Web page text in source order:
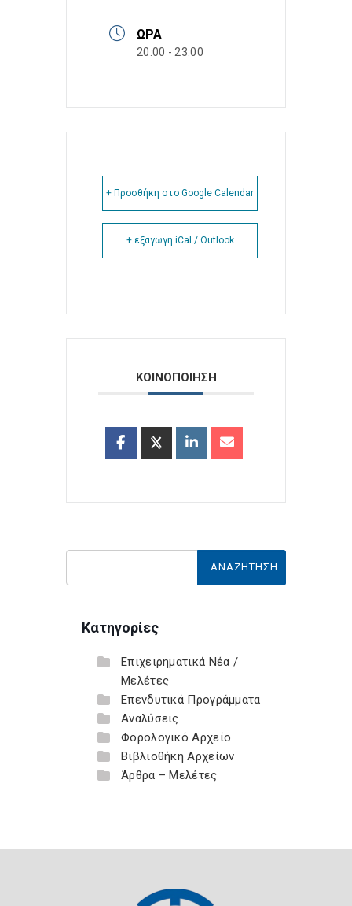
ΏΡΑ
20:00 - 23:00
+ Προσθήκη στο Google Calendar
+ εξαγωγή iCal / Outlook
ΚΟΙΝΟΠΟΙΗΣΗ
Κατηγορίες
Επιχειρηματικά Νέα /
Μελέτες
Επενδυτικά Προγράμματα
Αναλύσεις
Φορολογικό Αρχείο
Βιβλιοθήκη Αρχείων
Άρθρα – Μελέτες